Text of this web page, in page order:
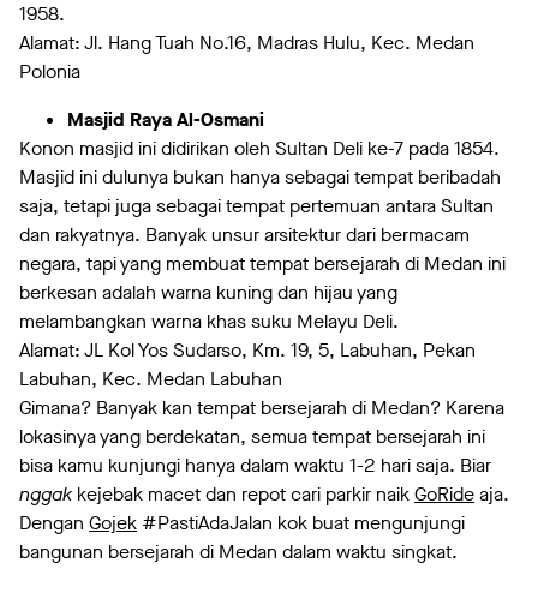
1958.
Alamat: Jl. Hang Tuah No.16, Madras Hulu, Kec. Medan
Polonia
Masjid Raya Al-Osmani
Konon masjid ini didirikan oleh Sultan Deli ke-7 pada 1854.
Masjid ini dulunya bukan hanya sebagai tempat beribadah
saja, tetapi juga sebagai tempat pertemuan antara Sultan
dan rakyatnya. Banyak unsur arsitektur dari bermacam
negara, tapi yang membuat tempat bersejarah di Medan ini
berkesan adalah warna kuning dan hijau yang
melambangkan warna khas suku Melayu Deli.
Alamat: JL Kol Yos Sudarso, Km. 19, 5, Labuhan, Pekan
Labuhan, Kec. Medan Labuhan
Gimana? Banyak kan tempat bersejarah di Medan? Karena
lokasinya yang berdekatan, semua tempat bersejarah ini
bisa kamu kunjungi hanya dalam waktu 1-2 hari saja. Biar
nggak kejebak macet dan repot cari parkir naikGoRideaja.
Dengan Gojek #PastiAdaJalan kok buat mengunjungi
bangunan bersejarah di Medan dalam waktu singkat.